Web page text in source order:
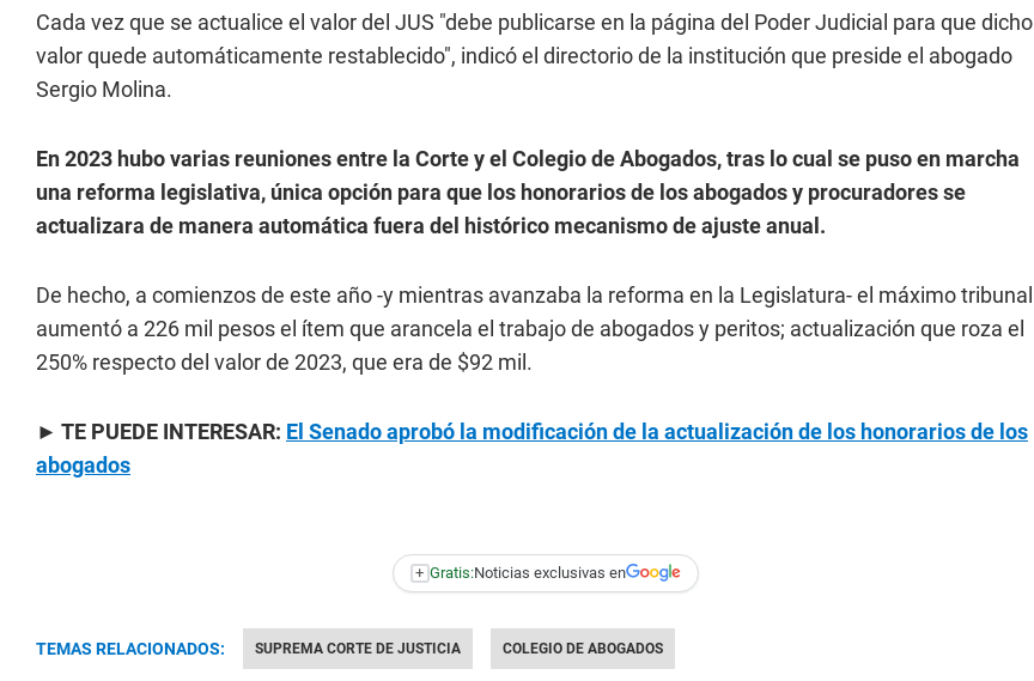
Cada vez que se actualice el valor del JUS "debe publicarse en la página del Poder Judicial para que dicho
valor quede automáticamente restablecido", indicó el directorio de la institución que preside el abogado
Sergio Molina.
En 2023 hubo varias reuniones entre la Corte y el Colegio de Abogados, tras lo cual se puso en marcha
una reforma legislativa, única opción para que los honorarios de los abogados y procuradores se
actualizara de manera automática fuera del histórico mecanismo de ajuste anual.
De hecho, a comienzos de este año -y mientras avanzaba la reforma en la Legislatura- el máximo tribunal
aumentó a 226 mil pesos el ítem que arancela el trabajo de abogados y peritos; actualización que roza el
250% respecto del valor de 2023, que era de $92 mil.
► TE PUEDE INTERESAR: El Senado aprobó la modificación de la actualización de los honorarios de los
abogados
+ Gratis:Noticias exclusivas en
TEMAS RELACIONADOS: SUPREMA CORTE DE JUSTICIA COLEGIO DE ABOGADOS